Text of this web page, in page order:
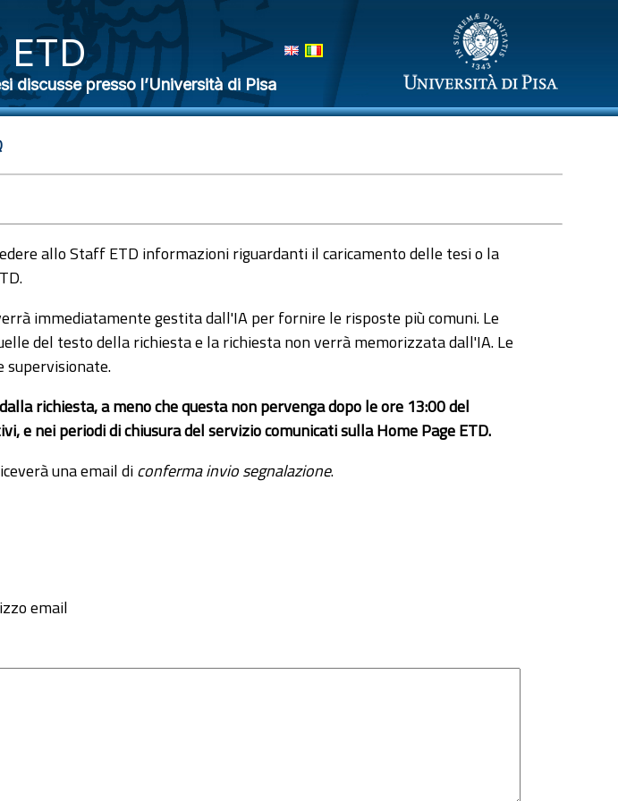
ETD
discusse presso l’Università di Pisa
allo Staff ETD informazioni riguardanti il caricamento delle tesi o la
immediatamente gestita dall'IA per fornire le risposte più comuni. Le
del testo della richiesta e la richiesta non verrà memorizzata dall'IA. Le
supervisionate.
richiesta, a meno che questa non pervenga dopo le ore 13:00 del
e nei periodi di chiusura del servizio comunicati sulla Home Page ETD.
una email diconferma invio segnalazione.
email